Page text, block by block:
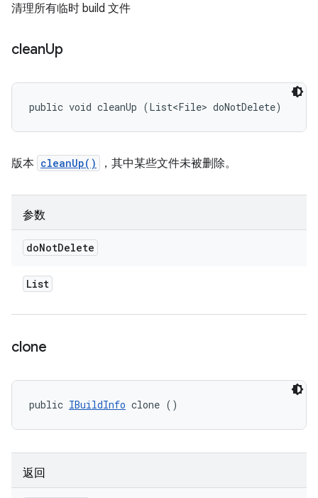
清理所有临时 build 文件
cleanUp
public void cleanUp (List<File> doNotDelete)
版本 cleanUp() ，其中某些文件未被删除。
参数
doNotDelete
List
clone
public IBuildInfo clone ()
返回